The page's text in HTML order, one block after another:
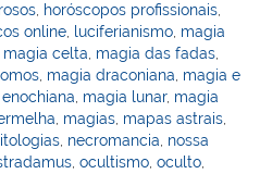
, horóscopos profissionais,
online, luciferianismo, magia
magia celta, magia das fadas,
, magia draconiana, magia e
, magia lunar, magia
, magias, mapas astrais,
, necromancia, nossa
,ocultismo,oculto,